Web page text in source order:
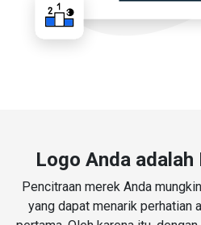
Logo Anda
Pencitraan merek Anda
yang dapat menarik perhatian